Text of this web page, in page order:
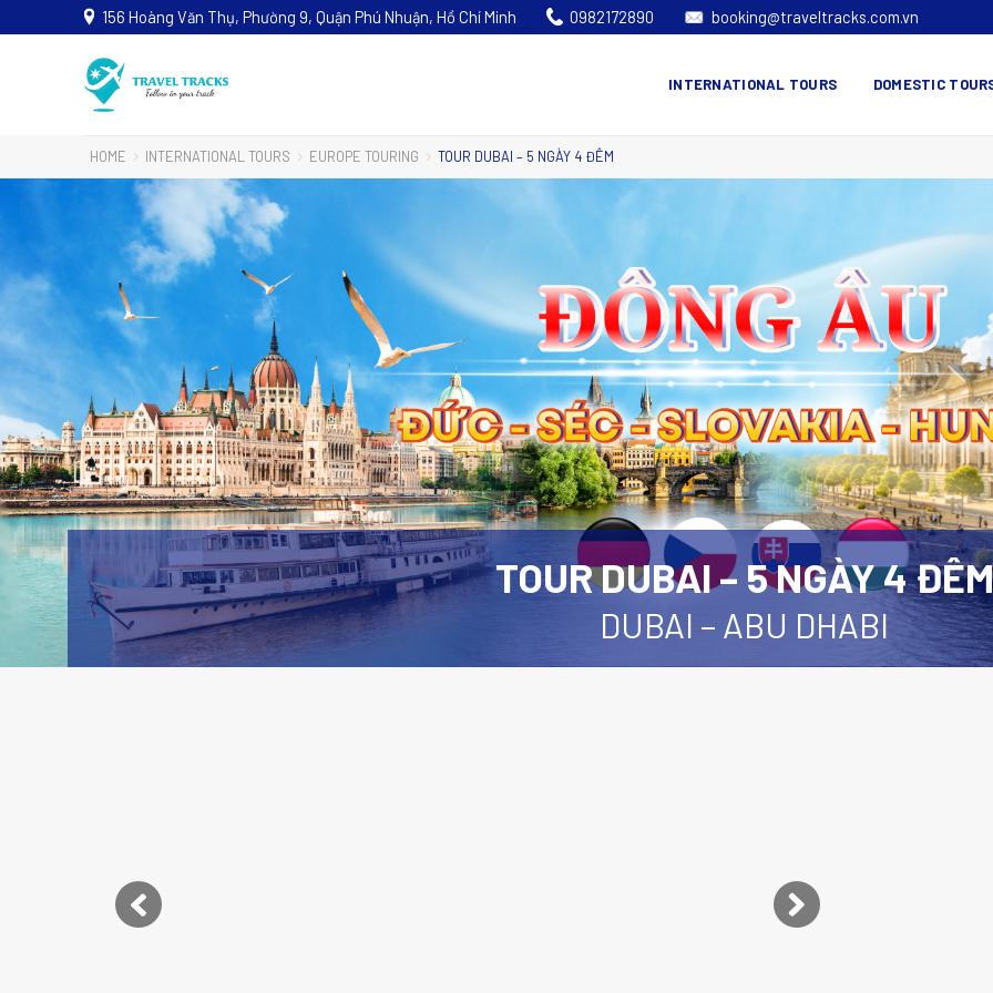
156 Hoàng Văn Thụ, Phường 9, Quận Phú Nhuận, Hồ Chí Minh 0982172890 booking@traveltracks.com.vn
INTERNATIONAL TOURS DOMESTIC
HOME INTERNATIONAL TOURS EUROPE TOURING TOUR DUBAI – 5 NGÀY 4 ĐÊM
TOUR DUBAI – 5 NGÀY 4 ĐÊM
DUBAI – ABU DHABI